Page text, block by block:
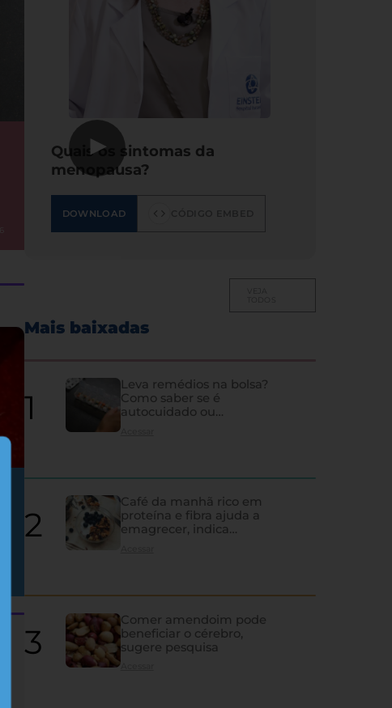
Os sinais de que a
▶
Quais os sintomas da
menopausa?
DOWNLOAD
Mais baixadas
Leva remédios na bolsa?
Como saber se é
autocuidado ou
hipocondria
Acessar
Café da manhã rico em
proteína e fibra ajuda a
emagrecer, indica
Comer amendoim pode
beneficiar o cérebro,
sugere pesquisa
Acessar